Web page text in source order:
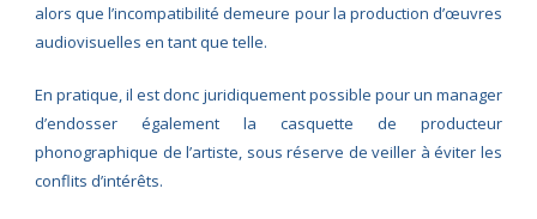
alors que l’incompatibilité demeure pour la production d’œuvres
audiovisuelles en tant que telle.
En pratique, il est donc juridiquement possible pour un manager
d’endosser également la casquette de producteur
phonographique de l’artiste, sous réserve de veiller à éviter les
conflits d’intérêts.